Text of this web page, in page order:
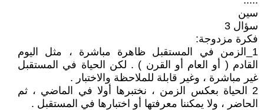
سين
سؤال 3
فكرة مزدوجة:
1_الزمن في المستقبل ظاهرة مباشرة ، مثل اليوم
القادم ( أو العام أو القرن ) . لكن الحياة في المستقبل
غير مباشرة ، وغير قابلة للملاحظة والاختبار .
2 الحياة بعكس الزمن ، نختبرها أولا في الماضي ، ثم
الحاضر ، ولا يمكننا معرفتها أو اختبارها في المستقبل .